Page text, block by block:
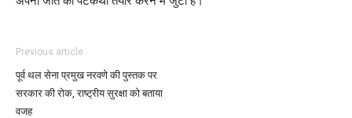
Previous article
पूर्व थल सेना प्रमुख नरवणे की पुस्तक पर
सरकार की रोक, राष्ट्रीय सुरक्षा को बताया
वजह